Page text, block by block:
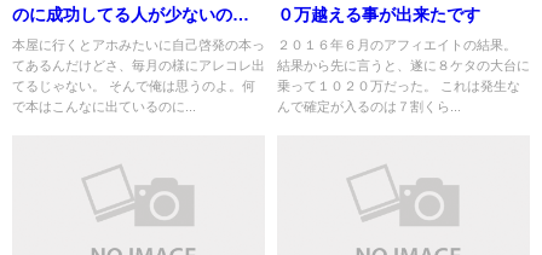
のに成功してる人が少ないのは
何で？
本屋に行くとアホみたいに自己啓発の本っ
てあるんだけどさ、毎月の様にアレコレ出
てるじゃない。 そんで俺は思うのよ。何
で本はこんなに出ているのに...
０万越える事が出来たです
２０１６年６月のアフィエイトの結果。
結果から先に言うと、遂に８ケタの大台に
乗って１０２０万だった。 これは発生な
んで確定が入るのは７割くら...